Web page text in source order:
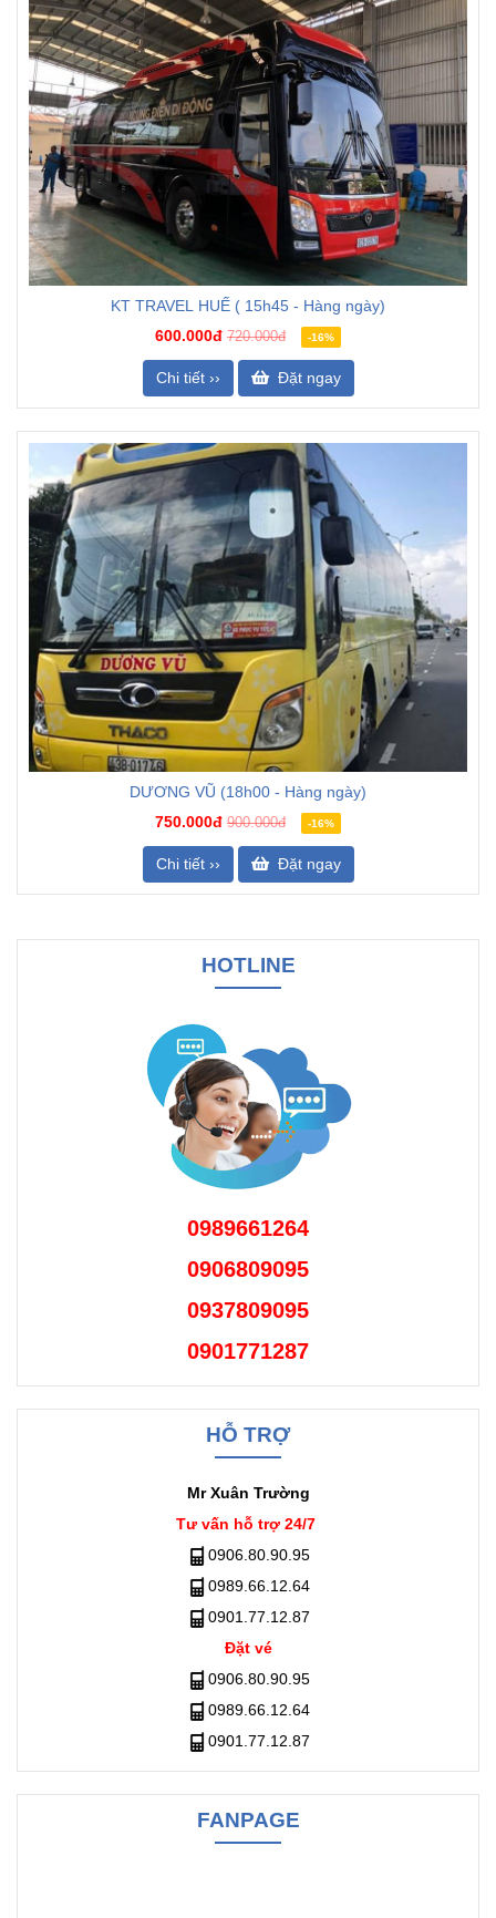
KT TRAVEL HUẾ ( 15h45 - Hàng ngày)
600.000đ 720.000đ -16%
Chi tiết ›› Đặt ngay
DƯƠNG VŨ (18h00 - Hàng ngày)
750.000đ 900.000đ -16%
Chi tiết ›› Đặt ngay
HOTLINE
0989661264
0906809095
0937809095
0901771287
HỖ TRỢ
Mr Xuân Trường
Tư vấn hỗ trợ 24/7
0906.80.90.95
0989.66.12.64
0901.77.12.87
Đặt vé
0906.80.90.95
0989.66.12.64
0901.77.12.87
FANPAGE